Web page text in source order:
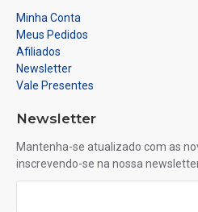
Minha Conta
Meus Pedidos
Afiliados
Newsletter
Vale Presentes
Newsletter
Mantenha-se atualizado com as
inscrevendo-se na nossa